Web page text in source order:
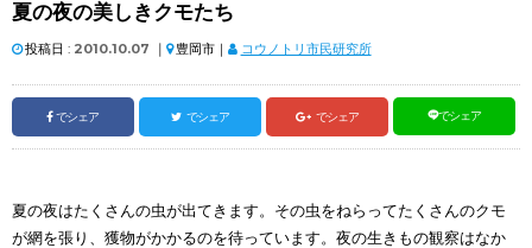
夏の夜の美しきクモたち
投稿日 : 2010.10.07 ｜ 豊岡市｜ コウノトリ市民研究所
でシェア でシェア でシェア でシェア
夏の夜はたくさんの虫が出てきます。その虫をねらってたくさんのクモ
が網を張り、獲物がかかるのを待っています。夜の生きもの観察はなか